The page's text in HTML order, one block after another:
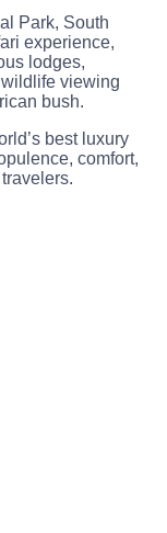
Park, South
experience,
lodges,
viewing
bush.
best luxury
comfort,